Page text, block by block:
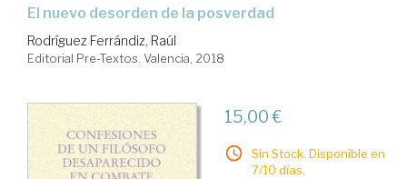
el nuevo desorden de la posverdad
Rodríguez Ferrándiz, Raúl
Editorial Pre-Textos. Valencia, 2018
15,00 €
Sin Stock. Disponible en
7/10 días.